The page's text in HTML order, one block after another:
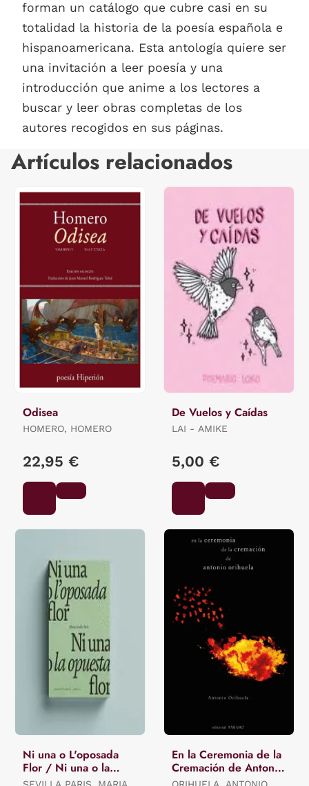
forman un catálogo que cubre casi en su
totalidad la historia de la poesía española e
hispanoamericana. Esta antología quiere ser
una invitación a leer poesía y una
introducción que anime a los lectores a
buscar y leer obras completas de los
autores recogidos en sus páginas.
Artículos relacionados
Odisea
HOMERO, HOMERO
22,95 €
De Vuelos y Caídas
LAI - AMIKE
5,00 €
Ni una o L'oposada
Flor / Ni una o la
Opuesta Flor.
SEVILLA PARIS, MARIA
En la Ceremonia de la
Cremación de Antonio
Orihuela
ORIHUELA, ANTONIO